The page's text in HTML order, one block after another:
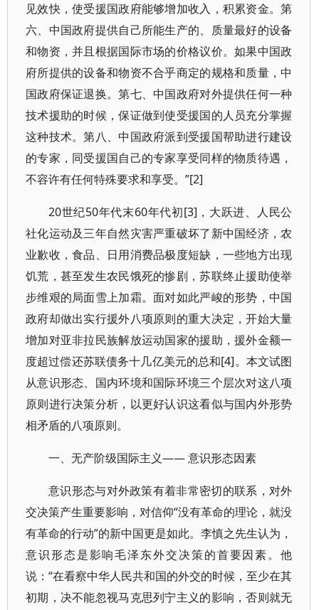
见效快，使受援国政府能够增加收入，积累资金。第
六、中国政府提供自己所能生产的、质量最好的设备
和物资，并且根据国际市场的价格议价。如果中国政
府所提供的设备和物资不合乎商定的规格和质量，中
国政府保证退换。第七、中国政府对外提供任何一种
技术援助的时候，保证做到使受援国的人员充分掌握
这种技术。第八、中国政府派到受援国帮助进行建设
的专家，同受援国自己的专家享受同样的物质待遇，
不容许有任何特殊要求和享受。”[2]
20世纪50年代末60年代初[3]，大跃进、人民公
社化运动及三年自然灾害严重破坏了新中国经济，农
业歉收，食品、日用消费品极度短缺，一些地方出现
饥荒，甚至发生农民饿死的惨剧，苏联终止援助使举
步维艰的局面雪上加霜。面对如此严峻的形势，中国
政府却做出实行援外八项原则的重大决定，开始大量
增加对亚非拉民族解放运动国家的援助，援外金额一
度超过偿还苏联债务十几亿美元的总和[4]。本文试图
从意识形态、国内环境和国际环境三个层次对这八项
原则进行决策分析，以更好认识这看似与国内外形势
相矛盾的八项原则。
一、无产阶级国际主义—— 意识形态因素
意识形态与对外政策有着非常密切的联系，对外
交决策产生重要影响，对信仰“没有革命的理论，就没
有革命的行动”的新中国更是如此。李慎之先生认为，
意识形态是影响毛泽东外交决策的首要因素。他
说：“在看察中华人民共和国的外交的时候，至少在其
初期，决不能忽视马克思列宁主义的影响，否则就无